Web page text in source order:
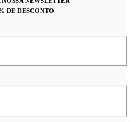
DE DESCONTO